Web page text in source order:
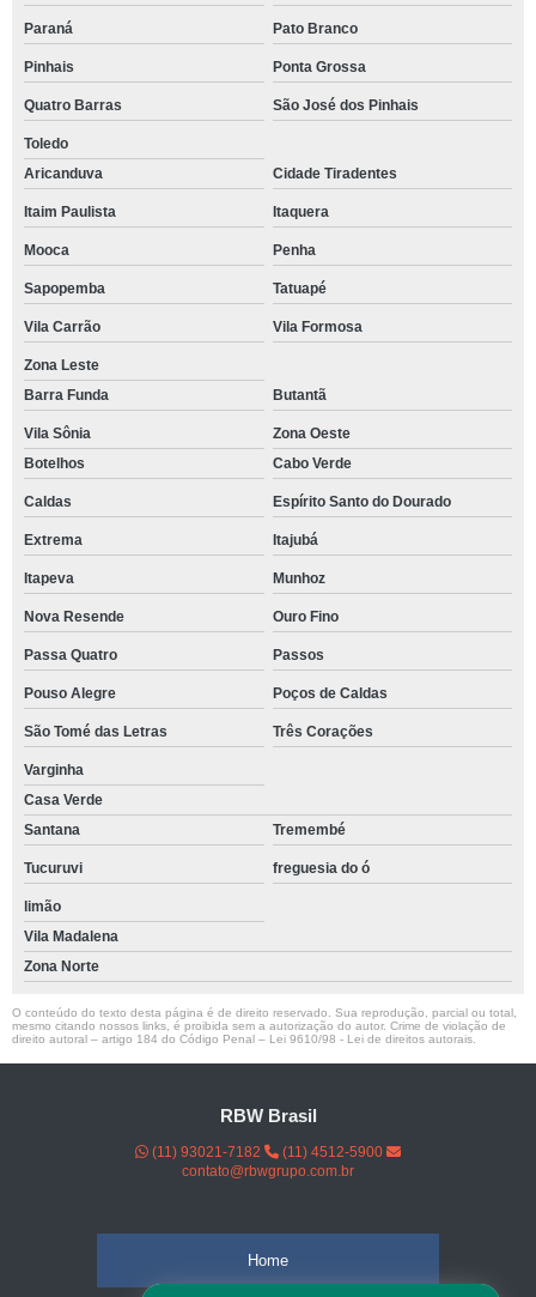
Paraná Pato Branco
Pinhais Ponta Grossa
Quatro Barras São José dos Pinhais
Toledo
Aricanduva
Cidade Tiradentes
Itaim Paulista Itaquera
Mooca Penha
Sapopemba Tatuapé
Vila Carrão Vila Formosa
Zona Leste
Barra Funda
Butantã
Vila Sônia
Zona Oeste
Botelhos
Cabo Verde
Caldas Espírito Santo do Dourado
Extrema Itajubá
Itapeva Munhoz
Nova Resende Ouro Fino
Passa Quatro Passos
Pouso Alegre Poços de Caldas
São Tomé das Letras Três Corações
Varginha
Casa Verde
Santana
Tremembé
Tucuruvi freguesia do ó
limão
Vila Madalena
Zona Norte
O conteúdo do texto desta página é de direito reservado. Sua reprodução, parcial ou total,
mesmo citando nossos links, é proibida sem a autorização do autor. Crime de violação de
direito autoral – artigo 184 do Código Penal – Lei 9610/98 - Lei de direitos autorais
RBW Brasil
(11) 93021-7182
(11) 4512-5900
contato@rbwgrupo.com.br
Home